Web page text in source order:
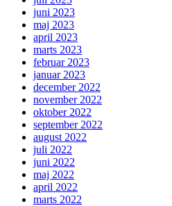
juni 2023
maj 2023
april 2023
marts 2023
februar 2023
januar 2023
december 2022
november 2022
oktober 2022
september 2022
august 2022
juli 2022
juni 2022
maj 2022
april 2022
marts 2022